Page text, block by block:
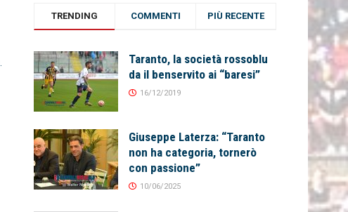
TRENDING COMMENTI PIÙ RECENTE
Taranto, la società rossoblu
da il benservito ai “baresi”
16/12/2019
Giuseppe Laterza: “Taranto
non ha categoria, tornerò
con passione”
10/06/2025